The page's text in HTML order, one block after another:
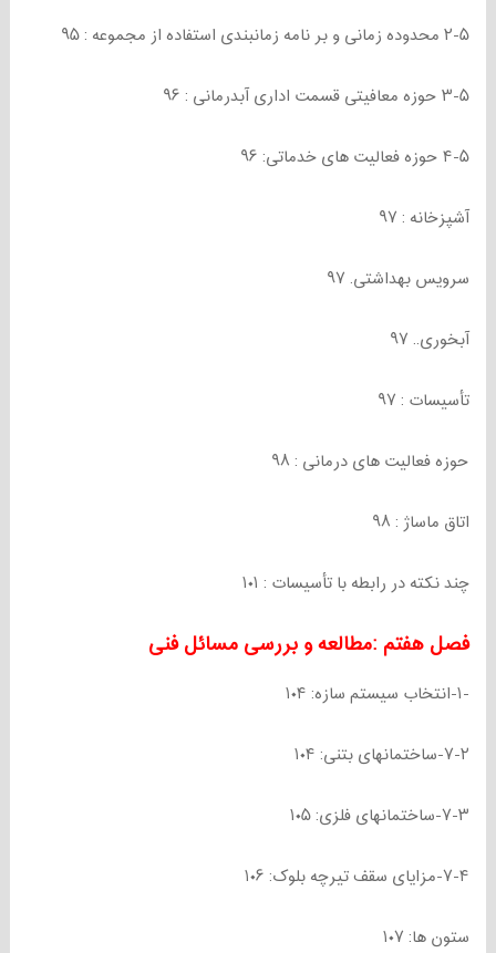
۲-۵ محدوده زمانی و بر نامه زمانبندی استفاده از مجموعه : ۹۵
۳-۵ حوزه معافیتی قسمت اداری آبدرمانی : ۹۶
۴-۵ حوزه فعالیت های خدماتی: ۹۶
آشپزخانه : ۹۷
سرویس بهداشتی. ۹۷
آبخوری.. ۹۷
تأسیسات : ۹۷
حوزه فعالیت های درمانی : ۹۸
اتاق ماساژ : ۹۸
چند نکته در رابطه با تأسیسات : ۱۰۱
فصل هفتم :مطالعه و بررسی مسائل فنی
-۱-انتخاب سیستم سازه: ۱۰۴
۷-۲-ساختمانهای بتنی: ۱۰۴
۷-۳-ساختمانهای فلزی: ۱۰۵
۷-۴-مزایای سقف تیرچه بلوک: ۱۰۶
ستون ها: ۱۰۷